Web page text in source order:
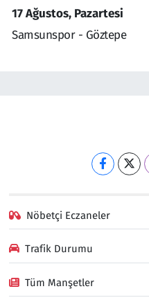
17 Ağustos, Pazartesi
Samsunspor - Göztepe
Nöbetçi Eczaneler
Trafik Durumu
Tüm Manşetler